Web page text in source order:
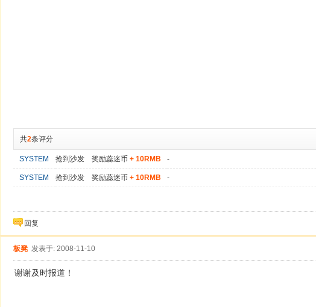
共2条评分
SYSTEM 抢到沙发 奖励蕊迷币 + 10RMB -
SYSTEM 抢到沙发 奖励蕊迷币 + 10RMB -
回复
板凳 发表于: 2008-11-10
谢谢及时报道！